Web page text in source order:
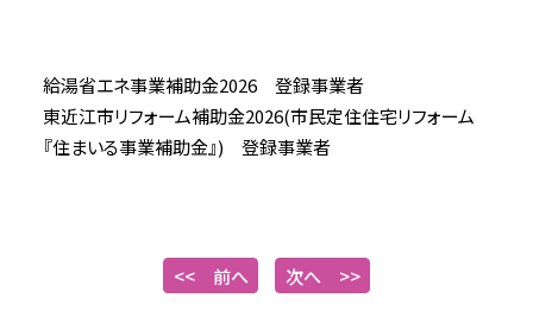
給湯省エネ事業補助金2026 登録事業者
東近江市リフォーム補助金2026(市民定住住宅リフォーム
『住まいる事業補助金』) 登録事業者
<< 前へ 次へ >>